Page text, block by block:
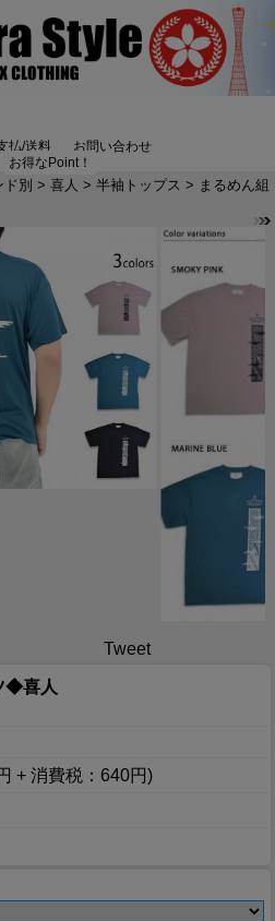
払/送料
お問い合わせ
お得なPoint！
ド別 > 喜人 > 半袖トップス > まるめん組
Tweet
◆喜人
+ 消費税：640円)